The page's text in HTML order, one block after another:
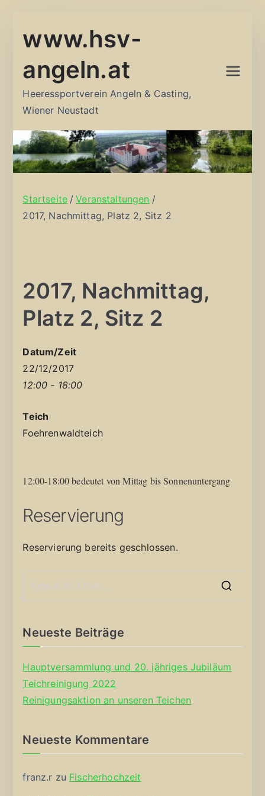
Inhalt
www.hsv-
angeln.at
Heeressportverein Angeln & Casting,
Wiener Neustadt
Startseite
Veranstaltungen
2017, Nachmittag, Platz 2, Sitz 2
2017, Nachmittag,
Platz 2, Sitz 2
Datum/Zeit
22/12/2017
12:00 - 18:00
Teich
Foehrenwaldteich
12:00-18:00 bedeutet von Mittag bis Sonnenuntergang
Reservierung
Reservierung bereits geschlossen.
Neueste Beiträge
Hauptversammlung und 20. jähriges Jubiläum
Teichreinigung 2022
Reinigungsaktion an unseren Teichen
Neueste Kommentare
franz.r zu Fischerhochzeit